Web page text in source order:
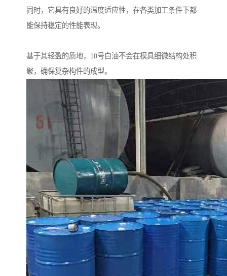
同时，它具有良好的温度适应性，在各类加工条件下都
能保持稳定的性能表现。
基于其轻盈的质地，10号白油不会在模具细微结构处积
聚，确保复杂构件的成型。